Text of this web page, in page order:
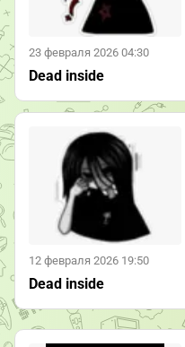
23 февраля 2026 04:30
Dead inside
12 февраля 2026 19:50
Dead inside